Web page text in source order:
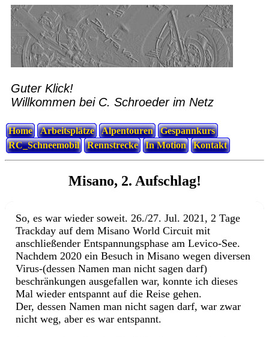
Guter Klick!
Willkommen bei C. Schroeder im Netz
Home Arbeitsplätze Alpentouren
Gespannkurs
RC_Schneemobil
Rennstrecke In Motion Kontakt
Misano, 2. Aufschlag!
So, es war wieder soweit. 26./27. Jul. 2021, 2 Tage
Trackday auf dem Misano World Circuit mit
anschließender Entspannungsphase am Levico-See.
Nachdem 2020 ein Besuch in Misano wegen diversen
Virus-(dessen Namen man nicht sagen darf)
beschränkungen ausgefallen war, konnte ich dieses
Mal wieder entspannt auf die Reise gehen.
Der, dessen Namen man nicht sagen darf, war zwar
nicht weg, aber es war entspannt.